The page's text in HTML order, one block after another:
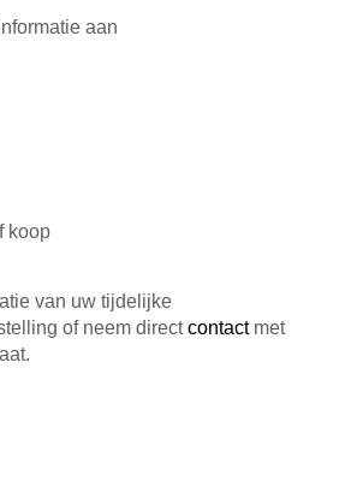
aan
koop
van uw tijdelijke
of neem directcontact met